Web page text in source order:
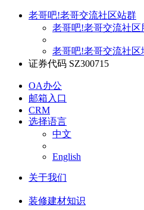
老哥吧!老哥交流社区站群
老哥吧!老哥交流社区
老哥吧!老哥交流社区
证券代码 SZ300715
OA办公
邮箱入口
CRM
选择语言
中文
English
关于我们
装修建材知识